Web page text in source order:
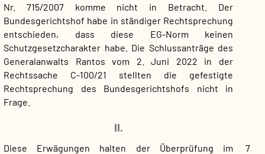
Nr. 715/2007 komme nicht in Betracht. Der
Bundesgerichtshof habe in ständiger Rechtsprechung
entschieden, dass diese EG-Norm keinen
Schutzgesetzcharakter habe. Die Schlussanträge des
Generalanwalts Rantos vom 2. Juni 2022 in der
Rechtssache C-100/21 stellten die gefestigte
Rechtsprechung des Bundesgerichtshofs nicht in
Frage.
II.
7
Diese Erwägungen halten der Überprüfung im